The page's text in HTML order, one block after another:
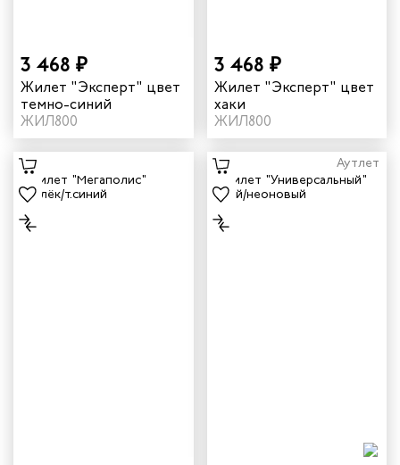
3 468 ₽
Жилет "Эксперт" цвет
темно-синий
ЖИЛ800
3 468 ₽
Жилет "Эксперт" цвет
хаки
ЖИЛ800
Аутлет